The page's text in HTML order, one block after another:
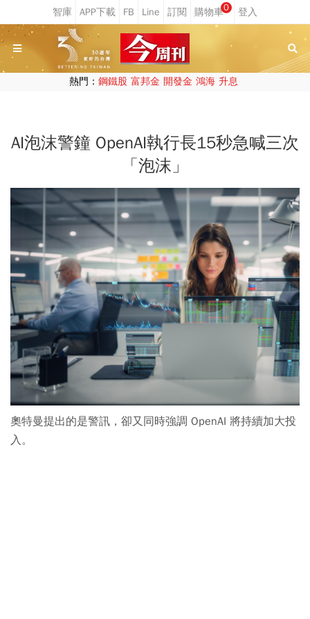
0
熱門： 鋼鐵股 富邦金 開發金 鴻海 升息
AI泡沫警鐘 OpenAI執行長15秒急喊三次
「泡沫」
奧特曼提出的是警訊，卻又同時強調 OpenAI 將持續加大投
入。